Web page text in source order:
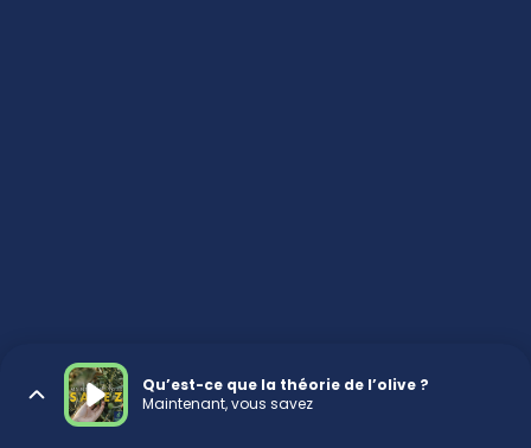
Qu’est-ce que la théorie de l’olive ?
Maintenant, vous savez